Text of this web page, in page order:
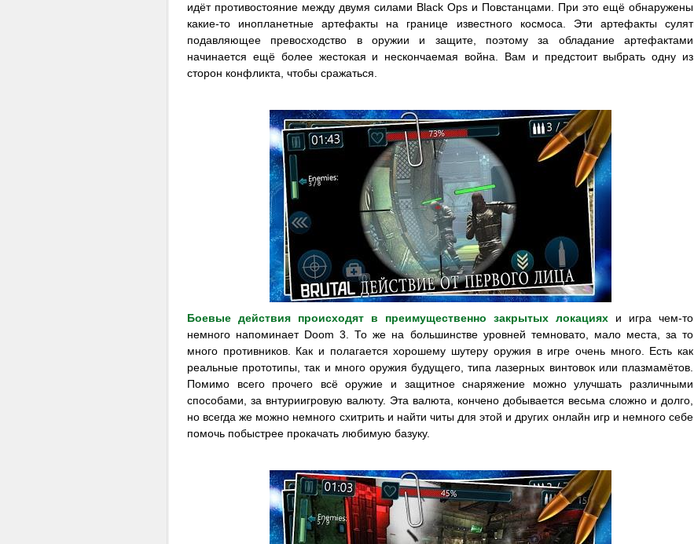
идёт противостояние между двумя силами Black Ops и Повстанцами. При это ещё обнаружены
какие-то инопланетные артефакты на границе известного космоса. Эти артефакты сулят
подавляющее превосходство в оружии и защите, поэтому за обладание артефактами
начинается ещё более жестокая и нескончаемая война. Вам и предстоит выбрать одну из
сторон конфликта, чтобы сражаться.
Боевые действия происходят в преимущественно закрытых локациях и игра чем-то
немного напоминает Doom 3. То же на большинстве уровней темновато, мало места, за то
много противников. Как и полагается хорошему шутеру оружия в игре очень много. Есть как
реальные прототипы, так и много оружия будущего, типа лазерных винтовок или плазмамётов.
Помимо всего прочего всё оружие и защитное снаряжение можно улучшать различными
способами, за внтуриигровую валюту. Эта валюта, кончено добывается весьма сложно и долго,
но всегда же можно немного схитрить и найти читы для этой и других онлайн игр и немного себе
помочь побыстрее прокачать любимую базуку.